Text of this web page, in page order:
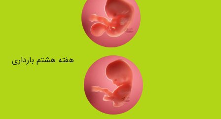
هفته هشتم بارداری